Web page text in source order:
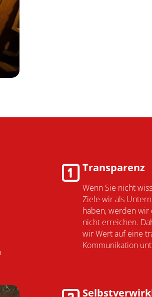
Transparenz
Wenn Sie nicht
Ziele wir als
haben, werden wir
nicht er­rei­chen.
wir Wert auf eine
Kom­muni­kation